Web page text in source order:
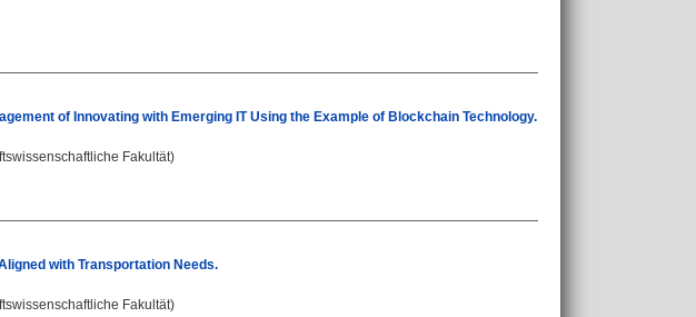
of Innovating with Emerging IT Using the Example of Blockchain Technology.
Fakultät)
with Transportation Needs.
Fakultät)